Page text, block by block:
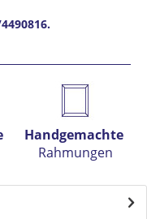
Handgemachte
Rahmungen